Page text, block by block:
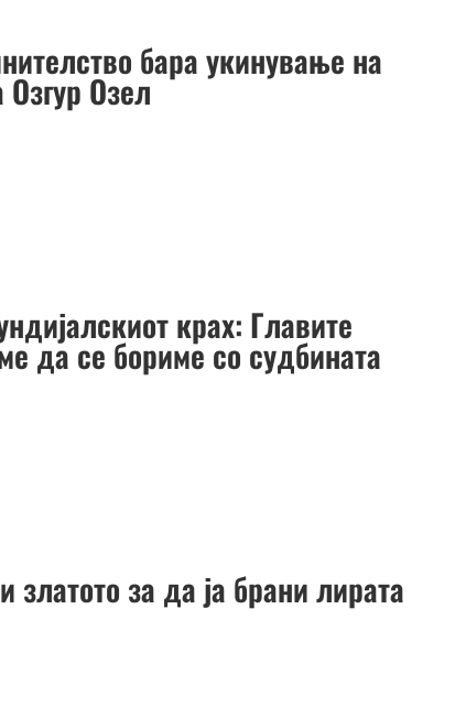
бара укинување на
Озгур Озел
крах: Главите
да се бориме со судбината
златото за да ја брани лирата